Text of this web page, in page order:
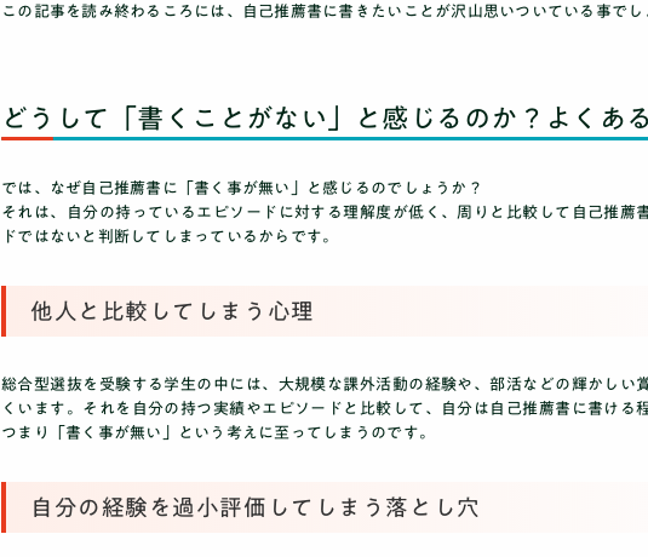
料金
この記事を読み終わるころには、自己推薦書に書きたいことが沢山思いついている事でし
どうして「書くことがない」と感じるのか？よくあ
では、なぜ自己推薦書に「書く事が無い」と感じるのでしょうか？
それは、自分の持っているエピソードに対する理解度が低く、周りと比較して自己推薦
ドではないと判断してしまっているからです。
他人と比較してしまう心理
総合型選抜を受験する学生の中には、大規模な課外活動の経験や、部活などの輝かしい
くいます。それを自分の持つ実績やエピソードと比較して、自分は自己推薦書に書ける
つまり「書く事が無い」という考えに至ってしまうのです。
自分の経験を過小評価してしまう落とし穴